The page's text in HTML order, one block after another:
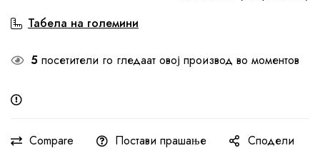
Табела на големини
5 посетители го гледаат овој производ во моментов
Compare Постави прашање Сподели